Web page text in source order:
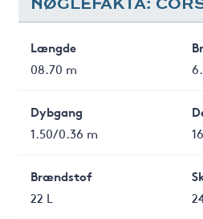
Længde
08.70 m
Dybgang
1.50/0.36 m
Brændstof
22 L